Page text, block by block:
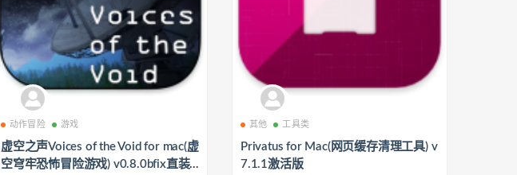
动作冒险 游戏
虚空之声Voices of the Void for mac(虚
空穹牢恐怖冒险游戏) v0.8.0bfix直装
其他 工具类
Privatus for Mac(网页缓存清理工具) v
7.1.1激活版